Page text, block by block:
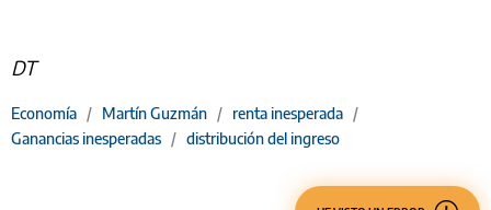
DT
Economía / Martín Guzmán / renta inesperada /
Ganancias inesperadas / distribución del ingreso